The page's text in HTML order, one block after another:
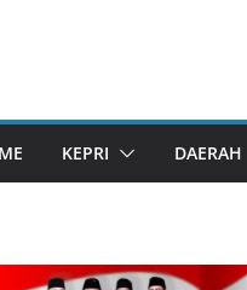
KEPRI DAERAH